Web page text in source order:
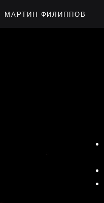
МАРТИН ФИЛИППОВ